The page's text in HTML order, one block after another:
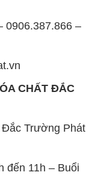
11h – Buổi
Buổi chiều: từ